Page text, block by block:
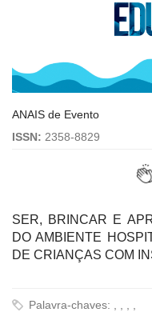
ANAIS de Evento
ISSN: 2358-8829
SER, BRINCAR E
DO AMBIENTE
DE CRIANÇAS COM
Palavra-chaves: , , , ,